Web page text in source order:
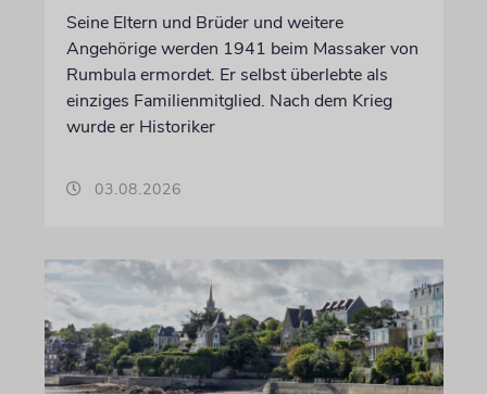
Seine Eltern und Brüder und weitere
Angehörige werden 1941 beim Massaker von
Rumbula ermordet. Er selbst überlebte als
einziges Familienmitglied. Nach dem Krieg
wurde er Historiker
03.08.2026